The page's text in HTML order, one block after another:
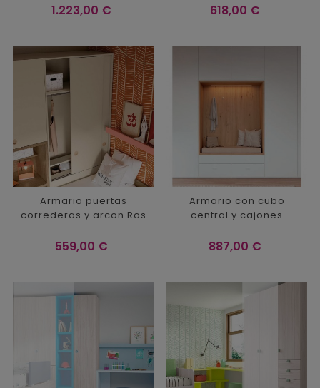
Precio
1.223,00 € Precio
618,00 €
Armario puertas
correderas y arcon Ros
Precio
559,00 €
Armario con cubo
central y cajones
Precio
887,00 €